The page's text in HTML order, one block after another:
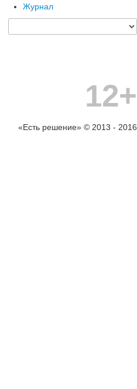
Журнал
12+
«Есть решение» © 2013 - 2016